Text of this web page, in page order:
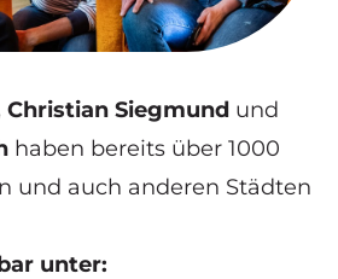
Siegmund und
haben bereits über 1000
und auch anderen Städten
unter: